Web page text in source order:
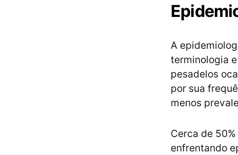
A
terminologia
pesadelos
por sua
menos
Cerca de
enfrentando